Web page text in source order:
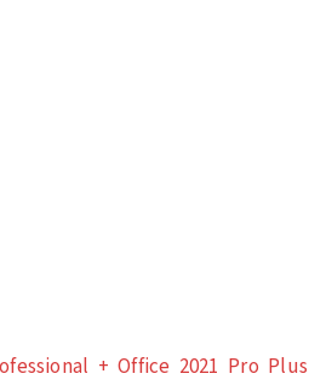
+ Office 2021 Pro Plus